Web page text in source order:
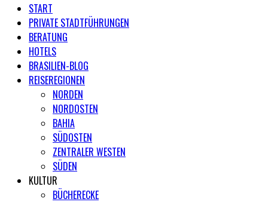
START
PRIVATE STADTFÜHRUNGEN
BERATUNG
HOTELS
BRASILIEN-BLOG
REISEREGIONEN
NORDEN
NORDOSTEN
BAHIA
SÜDOSTEN
ZENTRALER WESTEN
SÜDEN
KULTUR
BÜCHERECKE